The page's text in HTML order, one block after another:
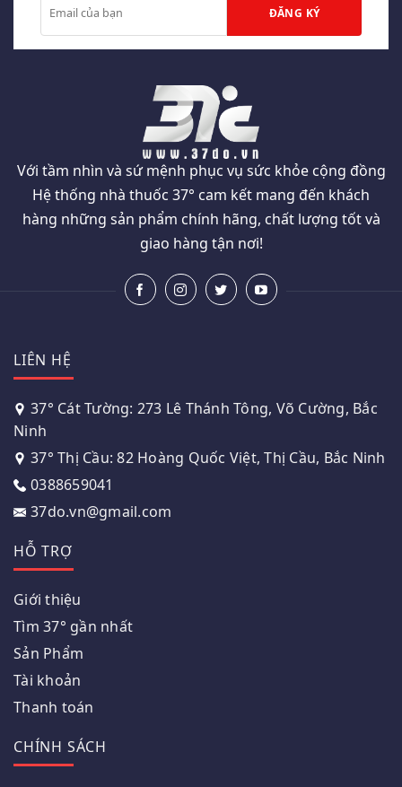
Với tầm nhìn và sứ mệnh phục vụ sức khỏe cộng đồng
Hệ thống nhà thuốc 37° cam kết mang đến khách
hàng những sản phẩm chính hãng, chất lượng tốt và
giao hàng tận nơi!
LIÊN HỆ
37° Cát Tường: 273 Lê Thánh Tông, Võ Cường, Bắc
Ninh
37° Thị Cầu: 82 Hoàng Quốc Việt, Thị Cầu, Bắc Ninh
0388659041
37do.vn@gmail.com
HỖ TRỢ
Giới thiệu
Tìm 37° gần nhất
Sản Phẩm
Tài khoản
Thanh toán
CHÍNH SÁCH